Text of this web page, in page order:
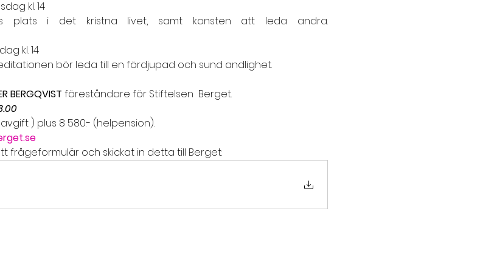
kl. 14
plats i det kristna livet, samt konsten att leda andra.
kl. 14
bör leda till en fördjupad och sund andlighet.
BERGQVIST föreståndare för Stiftelsen  Berget.
) plus 8 580:- (helpension).
frågeformulär och skickat in detta till Berget: